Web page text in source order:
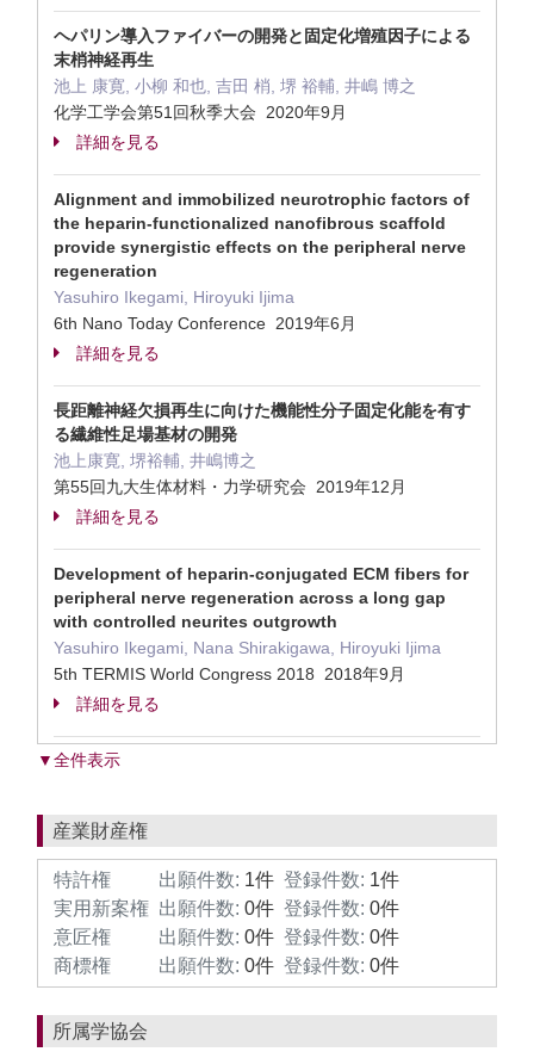
ヘパリン導入ファイバーの開発と固定化増殖因子による
末梢神経再生
池上 康寛, 小柳 和也, 吉田 梢, 堺 裕輔, 井嶋 博之
化学工学会第51回秋季大会 2020年9月
詳細を見る
Alignment and immobilized neurotrophic factors of
the heparin-functionalized nanofibrous scaffold
provide synergistic effects on the peripheral nerve
regeneration
Yasuhiro Ikegami, Hiroyuki Ijima
6th Nano Today Conference 2019年6月
詳細を見る
長距離神経欠損再生に向けた機能性分子固定化能を有す
る繊維性足場基材の開発
池上康寛, 堺裕輔, 井嶋博之
第55回九大生体材料・力学研究会 2019年12月
詳細を見る
Development of heparin-conjugated ECM fibers for
peripheral nerve regeneration across a long gap
with controlled neurites outgrowth
Yasuhiro Ikegami, Nana Shirakigawa, Hiroyuki Ijima
5th TERMIS World Congress 2018 2018年9月
詳細を見る
▼全件表示
産業財産権
特許権 出願件数: 1件 登録件数: 1件
実用新案権 出願件数: 0件 登録件数: 0件
意匠権
出願件数: 0件 登録件数: 0件
商標権
出願件数: 0件 登録件数: 0件
所属学協会